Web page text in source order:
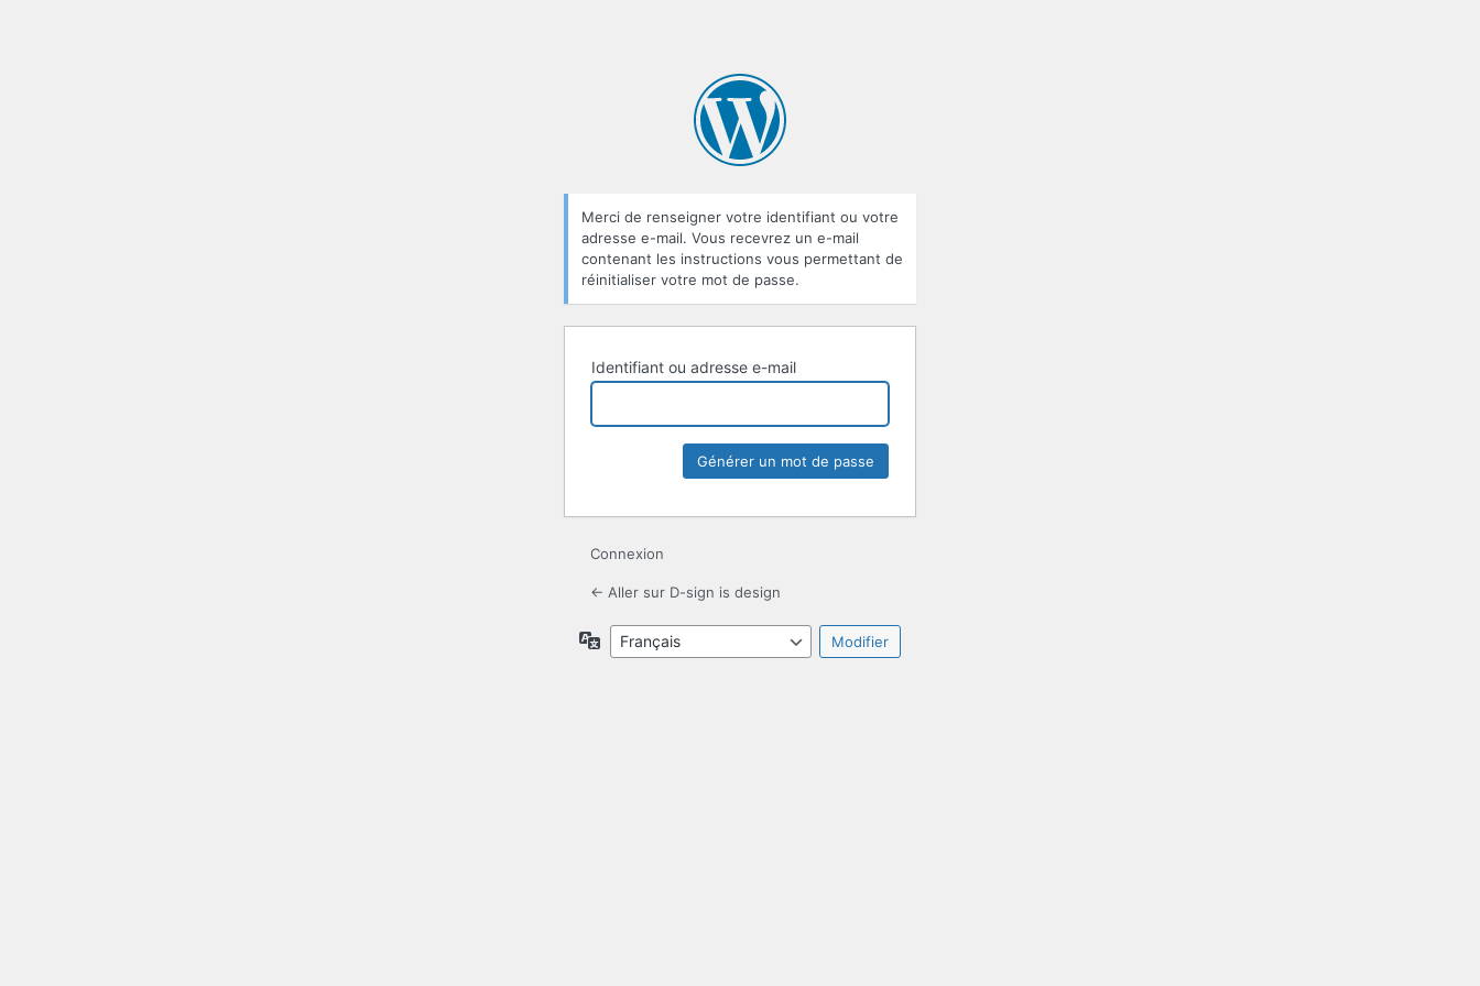
Merci de renseigner votre identifiant ou votre
adresse e-mail. Vous recevrez un e-mail
contenant les instructions vous permettant de
réinitialiser votre mot de passe.
Identifiant ou adresse e-mail
Connexion
← Aller sur D-sign is design
Langue